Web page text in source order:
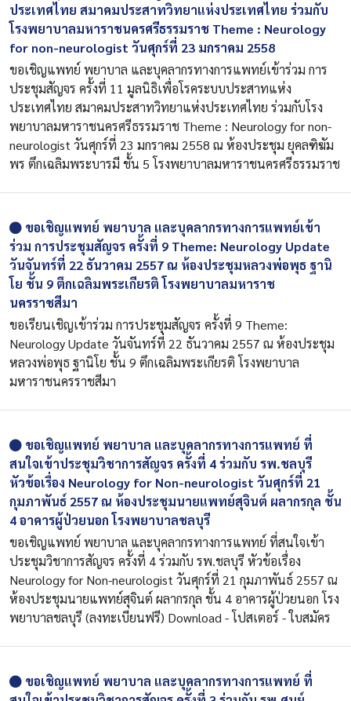
ประเทศไทย สมาคมประสาทวิทยาแห่งประเทศไทย ร่วมกับ
โรงพยาบาลมหาราชนครศรีธรรมราช Theme : Neurology
for non-neurologist วันศุกร์ที่ 23 มกราคม 2558
ขอเชิญแพทย์ พยาบาล และบุคลากรทางการแพทย์เข้าร่วม การ
ประชุมสัญจร ครั้งที่ 11 มูลนิธิเพื่อโรคระบบประสาทแห่ง
ประเทศไทย สมาคมประสาทวิทยาแห่งประเทศไทย ร่วมกับโรง
พยาบาลมหาราชนครศรีธรรมราช Theme : Neurology for non-
neurologist วันศุกร์ที่ 23 มกราคม 2558 ณ ห้องประชุม ยุคลฑิฆัม
พร ตึกเฉลิมพระบารมี ชั้น 5 โรงพยาบาลมหาราชนครศรีธรรมราช
ขอเชิญแพทย์ พยาบาล และบุคลากรทางการแพทย์เข้า
ร่วม การประชุมสัญจร ครั้งที่ 9 Theme: Neurology Update
วันจันทร์ที่ 22 ธันวาคม 2557 ณ ห้องประชุมหลวงพ่อพุธ ฐานิ
โย ชั้น 9 ตึกเฉลิมพระเกียรติ โรงพยาบาลมหาราช
นครราชสีมา
ขอเรียนเชิญเข้าร่วม การประชุมสัญจร ครั้งที่ 9 Theme:
Neurology Update วันจันทร์ที่ 22 ธันวาคม 2557 ณ ห้องประชุม
หลวงพ่อพุธ ฐานิโย ชั้น 9 ตึกเฉลิมพระเกียรติ โรงพยาบาล
มหาราชนครราชสีมา
ขอเชิญแพทย์ พยาบาล และบุคลากรทางการแพทย์ ที่
สนใจเข้าประชุมวิชาการสัญจร ครั้งที่ 4 ร่วมกับ รพ.ชลบุรี
หัวข้อเรื่อง Neurology for Non-neurologist วันศุกร์ที่ 21
กุมภาพันธ์ 2557 ณ ห้องประชุมนายแพทย์สุจินต์ ผลากรกุล ชั้น
4 อาคารผู้ป่วยนอก โรงพยาบาลชลบุรี
ขอเชิญแพทย์ พยาบาล และบุคลากรทางการแพทย์ ที่สนใจเข้า
ประชุมวิชาการสัญจร ครั้งที่ 4 ร่วมกับ รพ.ชลบุรี หัวข้อเรื่อง
Neurology for Non-neurologist วันศุกร์ที่ 21 กุมภาพันธ์ 2557 ณ
ห้องประชุมนายแพทย์สุจินต์ ผลากรกุล ชั้น 4 อาคารผู้ป่วยนอก โรง
พยาบาลชลบุรี (ลงทะเบียนฟรี) Download - โปสเตอร์ - ใบสมัคร
ขอเชิญแพทย์ พยาบาล และบุคลากรทางการแพทย์ ที่